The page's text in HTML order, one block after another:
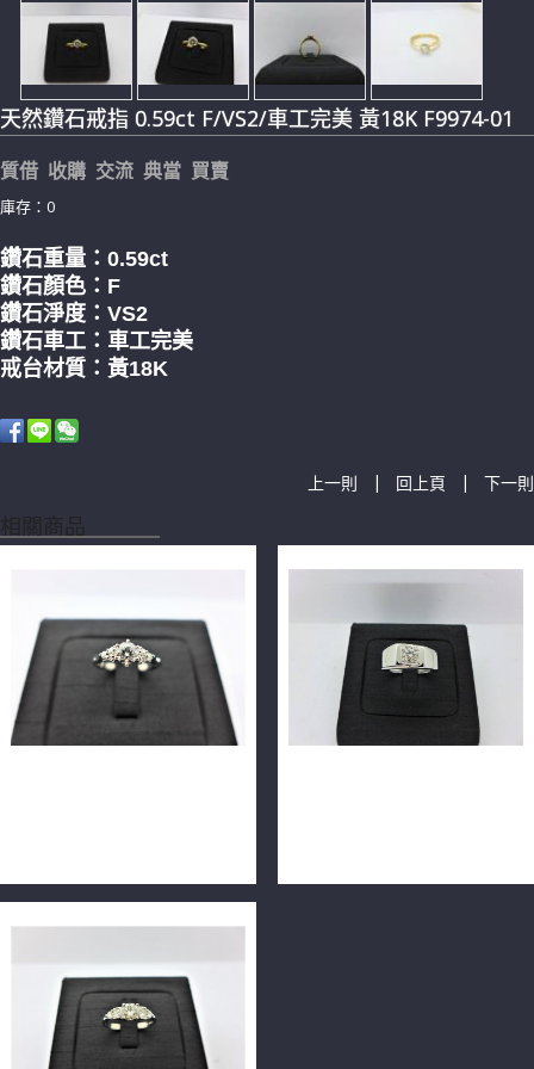
天然鑽石戒指 0.59ct F/VS2/車工完美 黃18K F9974-01
質借 收購 交流 典當 買賣
庫存：0
鑽石重量：0.59ct
鑽石顏色：F
鑽石淨度：VS2
鑽石車工：車工完美
戒台材質：黃18K
上一則 | 回上頁 | 下一則
相關商品